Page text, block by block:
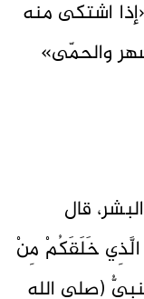
اشتكى منه
والحمّى»
قال
الَّذِي خَلَقَكُمْ مِنْ
1]. وقال النبيُّ (صلى الله